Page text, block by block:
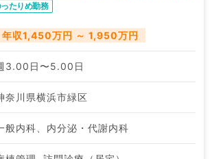
たりめ勤務
年収1,450万円 ～ 1,950万円
3.00日〜5.00日
奈川県横浜市緑区
般内科、内分泌・代謝内科